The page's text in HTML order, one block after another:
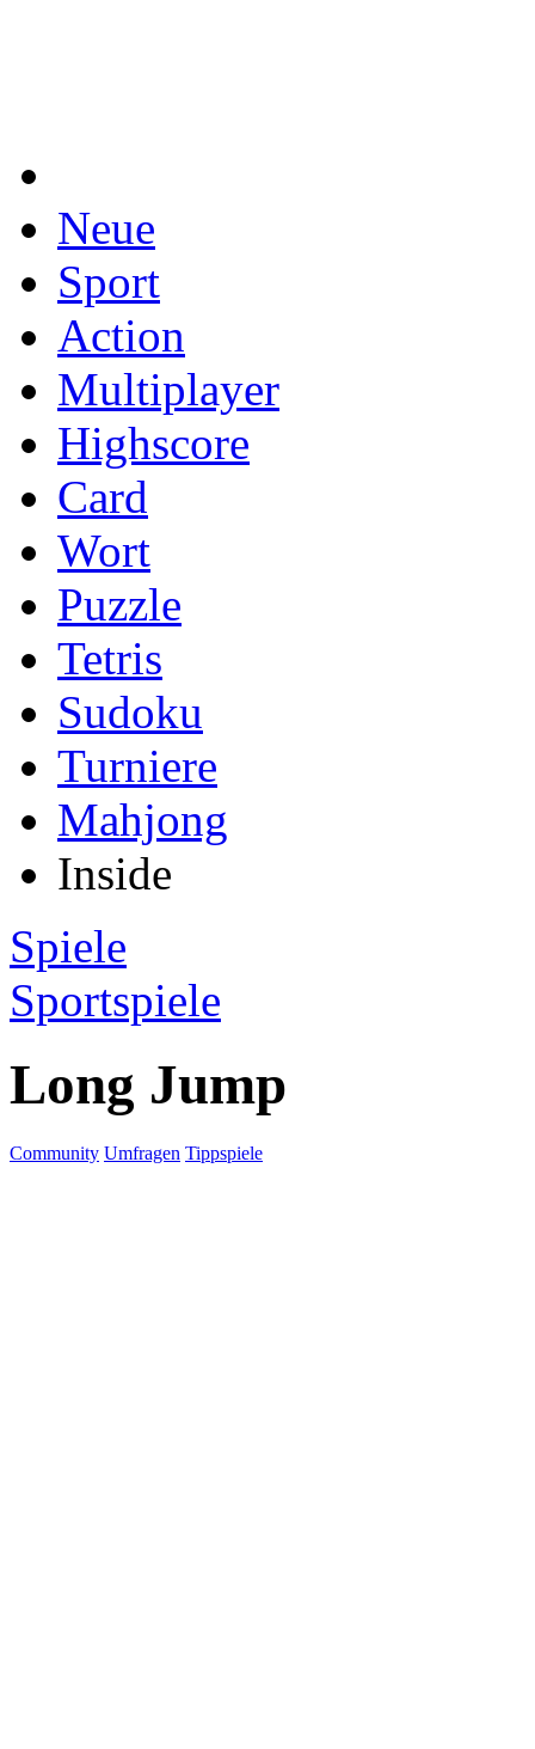
Neue
Sport
Action
Multiplayer
Highscore
Card
Wort
Puzzle
Tetris
Sudoku
Turniere
Mahjong
Inside
Spiele
Sportspiele
Long Jump
Community Umfragen Tippspiele